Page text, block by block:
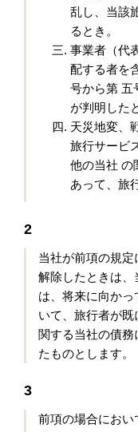
乱し、当該
るとき。
事業者（代
配する者を
号から第 五
が判明した
天災地変、
旅行サービ
他の当社 の
あって、旅
2
当社が前項の規
解除したときは
は、将来に向か
いて、旅行者が
関する当社の債
たものとします。
3
前項の場合にお